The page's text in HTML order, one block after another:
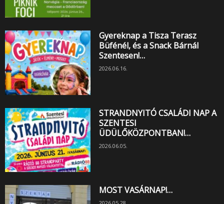
Gyereknap a Tisza Terasz
Büfénél, és a Snack Bárnál
Szentesen!…
2026.06.16.
STRANDNYITÓ CSALÁDI NAP A
SZENTESI
ÜDÜLŐKÖZPONTBAN!…
2026.06.05.
MOST VASÁRNAP!…